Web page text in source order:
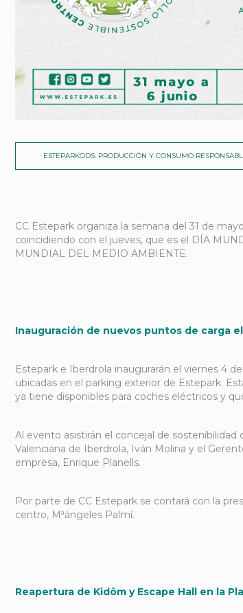
ESTEPARKODS: PRODUCCIÓN Y CONSUMO
CC Estepark organiza la semana del 31 de
coincidiendo con el jueves, que es el DÍA
MUNDIAL DEL MEDIO AMBIENTE.
Inauguración de nuevos puntos de carga
Estepark e Iberdrola inaugurarán el viernes 4
ubicadas en el parking exterior de Estepark.
ya tiene disponibles para coches eléctricos y
Al evento asistirán el concejal de
Valenciana de Iberdrola, Iván Molina y el
empresa, Enrique Planells.
Por parte de CC Estepark se contará con la
centro, Mªángeles Palmí.
Reapertura de Kidôm y Escape Hall en la